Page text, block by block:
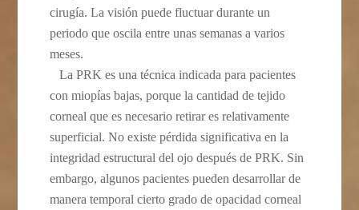
cirugía. La visión puede fluctuar durante un
periodo que oscila entre unas semanas a varios
meses.
La PRK es una técnica indicada para pacientes
con miopías bajas, porque la cantidad de tejido
corneal que es necesario retirar es relativamente
superficial. No existe pérdida significativa en la
integridad estructural del ojo después de PRK. Sin
embargo, algunos pacientes pueden desarrollar de
manera temporal cierto grado de opacidad corneal